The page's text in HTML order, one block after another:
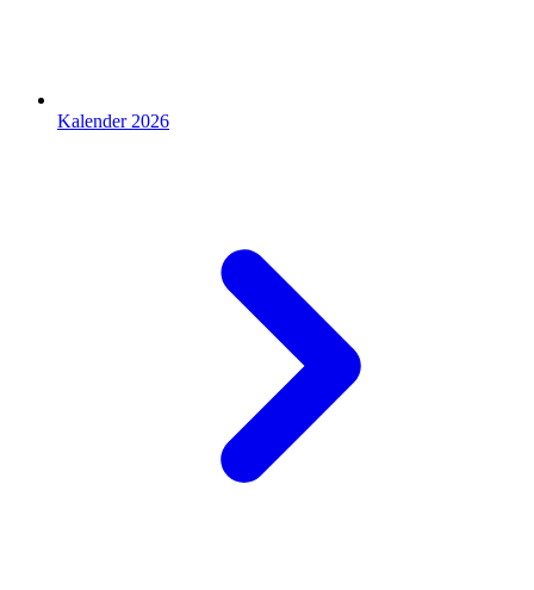
Kalender 2026